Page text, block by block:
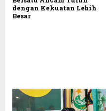
dengan Kekuatan Lebih
Besar